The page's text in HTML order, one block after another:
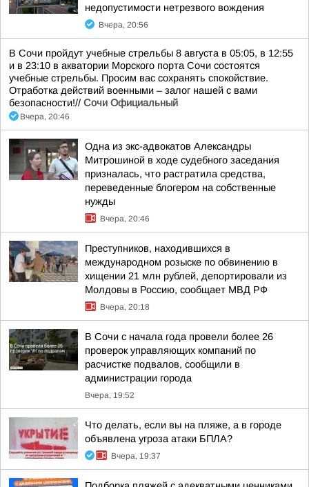
недопустимости нетрезвого вождения
Вчера, 20:56
В Сочи пройдут учебные стрельбы 8 августа в 05:05, в 12:55
и в 23:10 в акватории Морского порта Сочи состоятся
учебные стрельбы. Просим вас сохранять спокойствие.
Отработка действий военными – залог нашей с вами
безопасности!// Сочи Официальный
Вчера, 20:46
Одна из экс-адвокатов Александры
Митрошиной в ходе судебного заседания
призналась, что растратила средства,
переведенные блогером на собственные
нужды
Вчера, 20:46
Преступников, находившихся в
международном розыске по обвинению в
хищении 21 млн рублей, депортировали из
Молдовы в Россию, сообщает МВД РФ
Вчера, 20:18
В Сочи с начала года провели более 26
проверок управляющих компаний по
расчистке подвалов, сообщили в
администрации города
Вчера, 19:52
Что делать, если вы на пляже, а в городе
объявлена угроза атаки БПЛА?
Вчера, 19:37